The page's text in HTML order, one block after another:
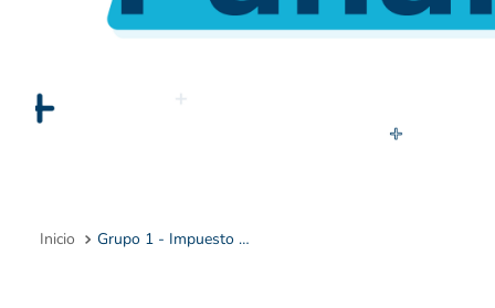
Grupo 1 - Impuesto Nacional 19%
7.